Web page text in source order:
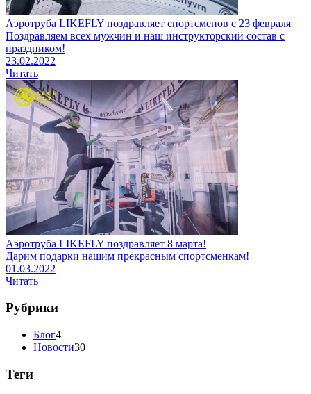
Аэротруба LIKEFLY поздравляет спортсменов с 23 февраля
Поздравляем всех мужчин и наш инструкторский состав с
праздником!
23.02.2022
Читать
Аэротруба LIKEFLY поздравляет 8 марта!
Дарим подарки нашим прекрасным спортсменкам!
01.03.2022
Читать
Рубрики
Блог4
Новости30
Теги